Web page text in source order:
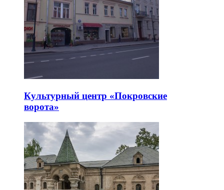
Культурный центр «Покровские
ворота»